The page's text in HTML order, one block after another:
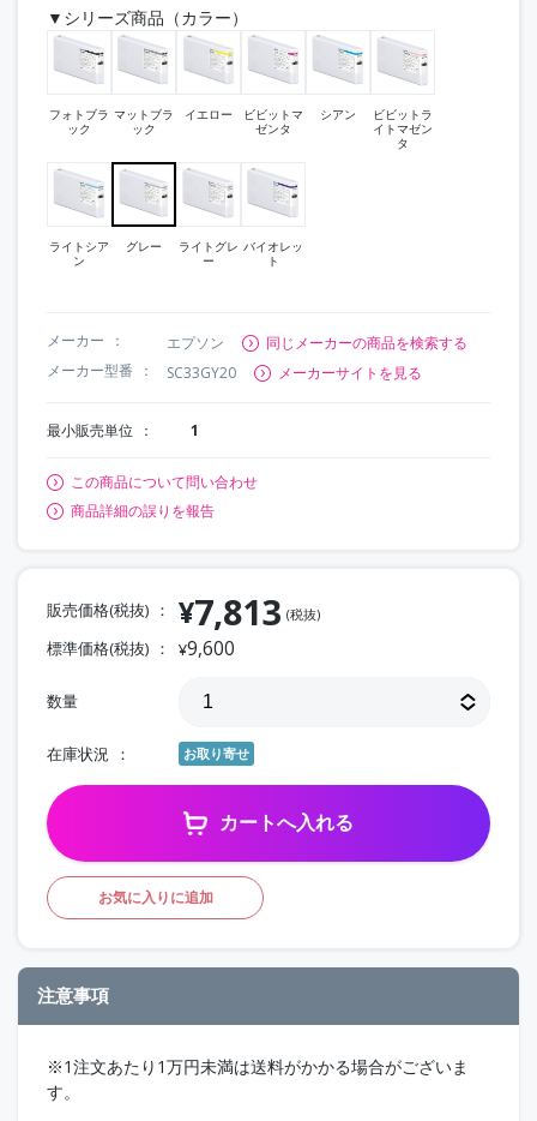
▼シリーズ商品（カラー）
フォトブラ
ック
マットブラ
ック
イエロー
ビビットマ
ゼンタ
シアン
ビビットラ
イトマゼン
タ
ライトシア
ン
グレー
ライトグレ
ー
バイオレッ
ト
メーカー エプソン
同じメーカーの商品を検索する
メーカー型番
SC33GY20 メーカーサイトを見る
最小販売単位 1
この商品について問い合わせ
商品詳細の誤りを報告
販売価格(税抜) ¥7,813 (税抜)
標準価格(税抜) ¥9,600
数量
在庫状況 お取り寄せ
カートへ入れる
お気に入りに追加
注意事項
※1注文あたり1万円未満は送料がかかる場合がございま
す。